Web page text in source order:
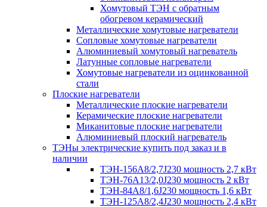
Хомутовый ТЭН с обратным
обогревом керамический
Металлические хомутовые нагреватели
Сопловые хомутовые нагреватели
Алюминиевый хомутовый нагреватель
Латунные сопловые нагреватели
Хомутовые нагреватели из оцинкованной
стали
Плоские нагреватели
Металлические плоские нагреватели
Керамические плоские нагреватели
Миканитовые плоские нагреватели
Алюминиевый плоский нагреватель
ТЭНы электрические купить под заказ и в
наличии
ТЭН-156А8/2,7J230 мощность 2,7 кВт
ТЭН-76А13/2,0J230 мощность 2 кВт
ТЭН-84А8/1,6J230 мощность 1,6 кВт
ТЭН-125А8/2,4J230 мощность 2,4 кВт